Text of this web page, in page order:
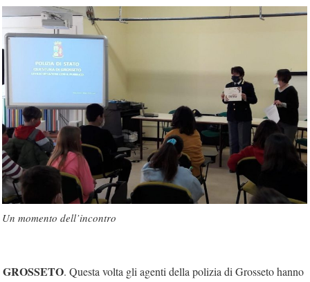
Un momento dell’incontro
GROSSETO. Questa volta gli agenti della polizia di Grosseto hanno